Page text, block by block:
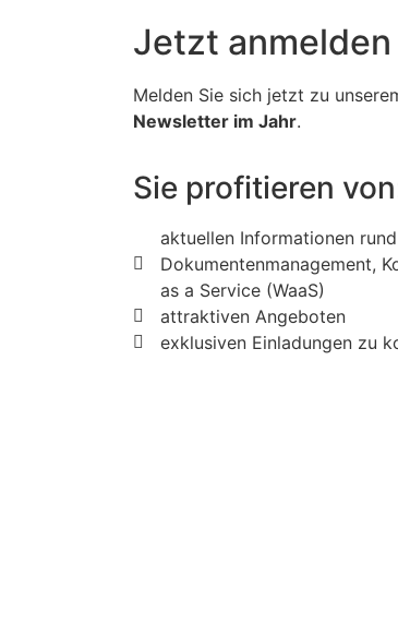
Jetzt
Melden Sie sich jetzt zu
Newsletter im Jahr.
Sie profitieren
aktuellen Informationen
Dokumenten­manage­ment,
as a Service (WaaS)
attraktiven Angeboten
exklusiven Einladungen zu